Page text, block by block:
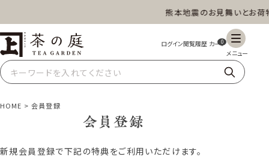
熊本地震のお見舞いとお荷
茶の庭オンラインショップ 0
ギフト 特上高級茶 深蒸し茶 水出し茶
スイーツ 雑貨 業務用
HOME 会員登録
会員登録
新規会員登録で下記の特典をご利用いただけます。